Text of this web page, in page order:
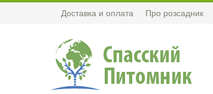
Доставка и оплата Про розсадник